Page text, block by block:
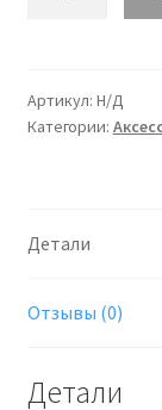
Light
style
Артикул: Н/Д
Категории:
Детали
Отзывы (0)
Детали